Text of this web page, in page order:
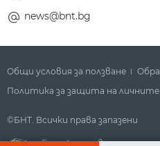
news@bnt.bg
Общи условия за ползване
Политика за защита на личните
©БНТ. Всички права запазени
Гледайте новините за